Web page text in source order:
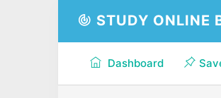
STUDY ONLINE
Dashboard